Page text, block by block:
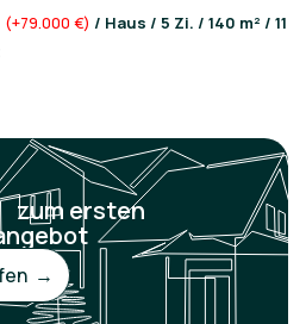
(+79.000 €) / Haus / 5 Zi. / 140 m² / 11
zum ersten
→